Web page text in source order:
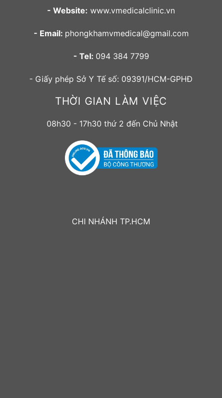
- Website: www.vmedicalclinic.vn
- Email: phongkhamvmedical@gmail.com
- Tel: 094 384 7799
- Giấy phép Sở Y Tế số: 09391/HCM-GPHĐ
THỜI GIAN LÀM VIỆC
08h30 - 17h30 thứ 2 đến Chủ Nhật
CHI NHÁNH TP.HCM